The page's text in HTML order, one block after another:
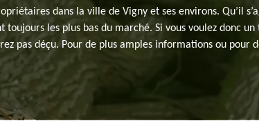
dans la ville de Vigny et ses environs. Qu’il
les plus bas du marché. Si vous voulez donc
pas déçu. Pour de plus amples informations ou pour